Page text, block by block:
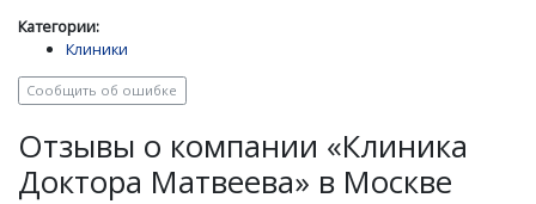
Категории:
Клиники
Сообщить об ошибке
Отзывы о компании «Клиника
Доктора Матвеева» в Москве